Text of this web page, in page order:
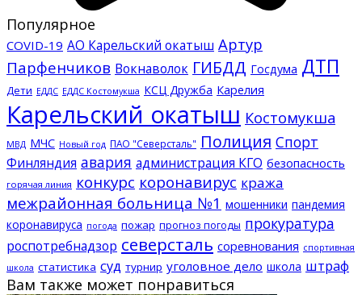
Популярное
COVID-19 АО Карельский окатыш Артур
Парфенчиков Вокнаволок ГИБДД Госдума ДТП
Дети ЕДДС ЕДДС Костомукша КСЦ Дружба Карелия
Карельский окатыш Костомукша
МВД МЧС Новый год ПАО "Северсталь" Полиция Спорт
Финляндия авария администрация КГО безопасность
горячая линия конкурс коронавирус кража
межрайонная больница №1 мошенники пандемия
коронавируса погода пожар прогноз погоды прокуратура
роспотребнадзор северсталь соревнования спортивная
школа статистика суд турнир уголовное дело школа штраф
Вам также может понравиться